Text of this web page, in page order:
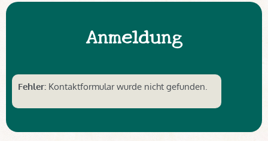
Anmeldung
Fehler: Kontaktformular wurde nicht gefunden.